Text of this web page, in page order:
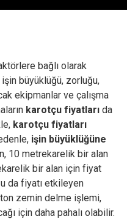
bağlı olarak
büyüklüğü, zorluğu,
ekipmanlar ve çalışma
karotçu fiyatları da
karotçu fiyatları
işin büyüklüğüne
10 metrekarelik bir alan
bir alan için fiyat
da fiyatı etkileyen
zemin delme işlemi,
için daha pahalı olabilir.